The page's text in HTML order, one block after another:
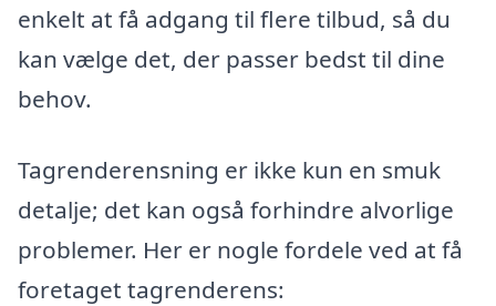
enkelt at få adgang til flere tilbud, så du
kan vælge det, der passer bedst til dine
behov.
Tagrenderensning er ikke kun en smuk
detalje; det kan også forhindre alvorlige
problemer. Her er nogle fordele ved at få
foretaget tagrenderens: